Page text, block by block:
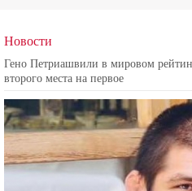
Новости
Гено Петриашвили в мировом
второго места на первое